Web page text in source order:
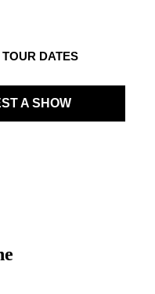
DATES
A SHOW